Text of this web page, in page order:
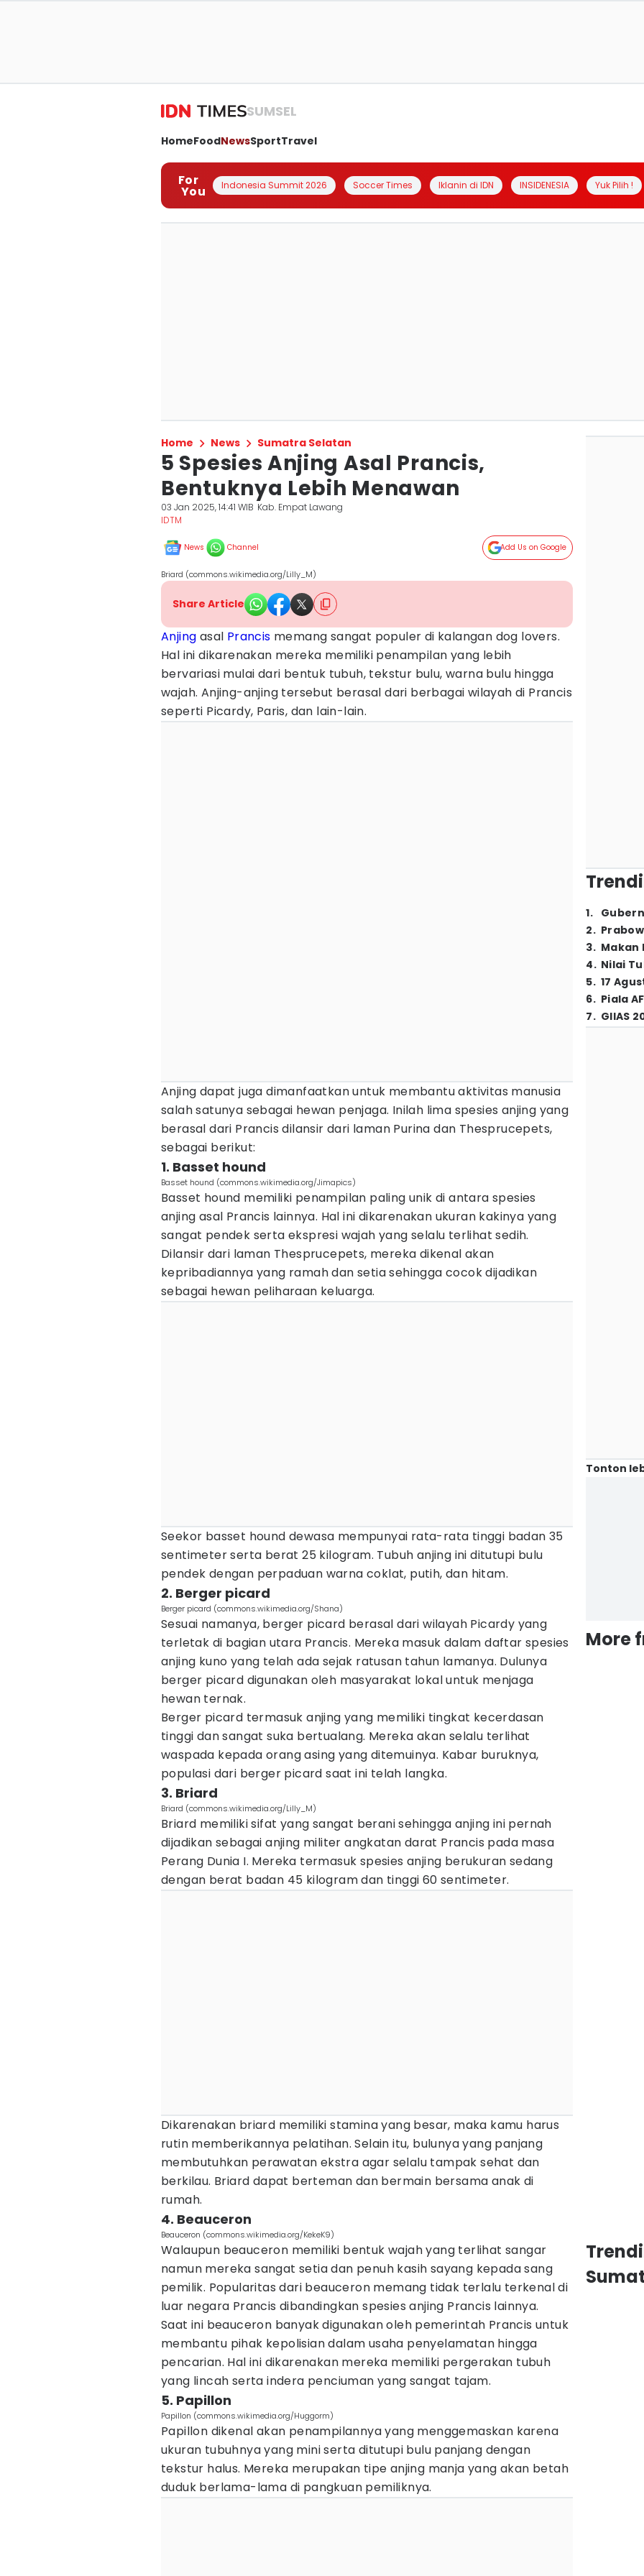
SUMSEL
HomeFoodNewsSportTravel
For
You Indonesia Summit 2026 Soccer Times Iklanin di IDN INSIDENESIA Yuk Pilih !
Home News Sumatra Selatan
5 Spesies Anjing Asal Prancis,
Bentuknya Lebih Menawan
03 Jan 2025, 14:41 WIB Kab. Empat Lawang
IDTM
News Channel Add Us on Google
Briard (commons.wikimedia.org/Lilly_M)
Share Article
Anjing asal Prancis memang sangat populer di kalangan dog lovers.
Hal ini dikarenakan mereka memiliki penampilan yang lebih
bervariasi mulai dari bentuk tubuh, tekstur bulu, warna bulu hingga
wajah. Anjing-anjing tersebut berasal dari berbagai wilayah di Prancis
seperti Picardy, Paris, dan lain-lain.
Anjing dapat juga dimanfaatkan untuk membantu aktivitas manusia
salah satunya sebagai hewan penjaga. Inilah lima spesies anjing yang
berasal dari Prancis dilansir dari laman Purina dan Thesprucepets,
sebagai berikut:
1. Basset hound
Basset hound (commons.wikimedia.org/Jimapics)
Basset hound memiliki penampilan paling unik di antara spesies
anjing asal Prancis lainnya. Hal ini dikarenakan ukuran kakinya yang
sangat pendek serta ekspresi wajah yang selalu terlihat sedih.
Dilansir dari laman Thesprucepets, mereka dikenal akan
kepribadiannya yang ramah dan setia sehingga cocok dijadikan
sebagai hewan peliharaan keluarga.
Seekor basset hound dewasa mempunyai rata-rata tinggi badan 35
sentimeter serta berat 25 kilogram. Tubuh anjing ini ditutupi bulu
pendek dengan perpaduan warna coklat, putih, dan hitam.
2. Berger picard
Berger picard (commons.wikimedia.org/Shana)
Sesuai namanya, berger picard berasal dari wilayah Picardy yang
terletak di bagian utara Prancis. Mereka masuk dalam daftar spesies
anjing kuno yang telah ada sejak ratusan tahun lamanya. Dulunya
berger picard digunakan oleh masyarakat lokal untuk menjaga
hewan ternak.
Berger picard termasuk anjing yang memiliki tingkat kecerdasan
tinggi dan sangat suka bertualang. Mereka akan selalu terlihat
waspada kepada orang asing yang ditemuinya. Kabar buruknya,
populasi dari berger picard saat ini telah langka.
3. Briard
Briard (commons.wikimedia.org/Lilly_M)
Briard memiliki sifat yang sangat berani sehingga anjing ini pernah
dijadikan sebagai anjing militer angkatan darat Prancis pada masa
Perang Dunia I. Mereka termasuk spesies anjing berukuran sedang
dengan berat badan 45 kilogram dan tinggi 60 sentimeter.
Dikarenakan briard memiliki stamina yang besar, maka kamu harus
rutin memberikannya pelatihan. Selain itu, bulunya yang panjang
membutuhkan perawatan ekstra agar selalu tampak sehat dan
berkilau. Briard dapat berteman dan bermain bersama anak di
rumah.
4. Beauceron
Beauceron (commons.wikimedia.org/KekeK9)
Walaupun beauceron memiliki bentuk wajah yang terlihat sangar
namun mereka sangat setia dan penuh kasih sayang kepada sang
pemilik. Popularitas dari beauceron memang tidak terlalu terkenal di
luar negara Prancis dibandingkan spesies anjing Prancis lainnya.
Saat ini beauceron banyak digunakan oleh pemerintah Prancis untuk
membantu pihak kepolisian dalam usaha penyelamatan hingga
pencarian. Hal ini dikarenakan mereka memiliki pergerakan tubuh
yang lincah serta indera penciuman yang sangat tajam.
5. Papillon
Papillon (commons.wikimedia.org/Huggorm)
Papillon dikenal akan penampilannya yang menggemaskan karena
ukuran tubuhnya yang mini serta ditutupi bulu panjang dengan
tekstur halus. Mereka merupakan tipe anjing manja yang akan betah
duduk berlama-lama di pangkuan pemiliknya.
1.
2.
3. Makan
4. Nilai
5. 17
6. Piala
7. GIIAS
Tonton
More